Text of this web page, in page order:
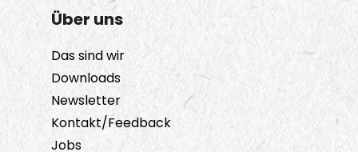
Über uns
Das sind wir
Downloads
Newsletter
Kontakt/Feedback
Jobs